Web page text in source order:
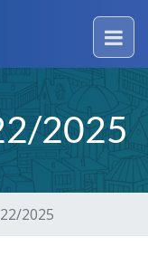
2025
2025